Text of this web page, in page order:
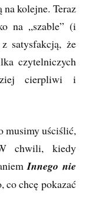
na kolejne. Teraz
na „szable” (i
satysfakcją, że
czytelniczych
cierpliwi i
musimy uściślić,
chwili, kiedy
Innego nie
co chcę pokazać